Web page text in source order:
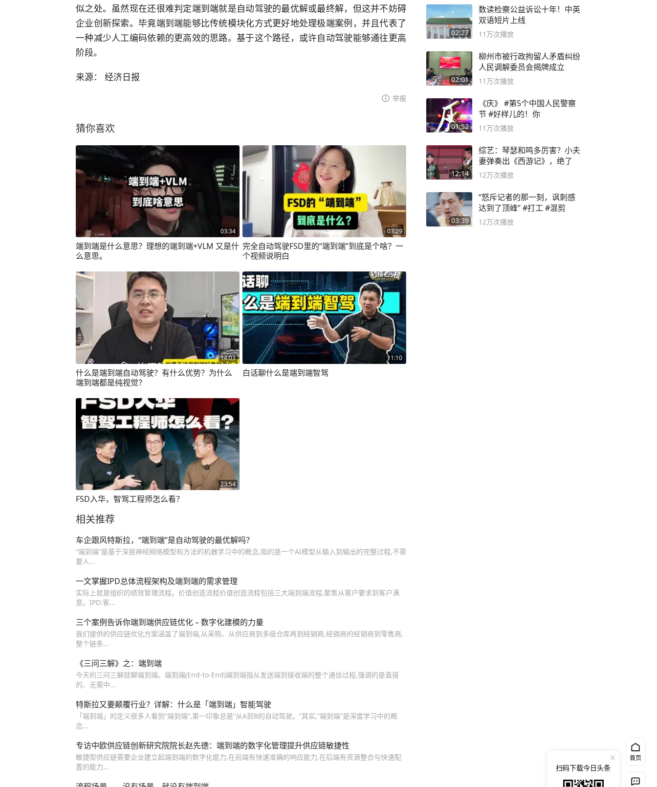
似之处。虽然现在还很难判定端到端就是自动驾驶的最优解或最终解，但这并不妨碍
企业创新探索。毕竟端到端能够比传统模块化方式更好地处理极端案例，并且代表了
一种减少人工编码依赖的更高效的思路。基于这个路径，或许自动驾驶能够通往更高
阶段。
来源： 经济日报
举报
猜你喜欢
03:34
端到端是什么意思？理想的端到端+VLM 又是什
么意思。
03:29
完全自动驾驶FSD里的“端到端”到底是个啥？一
个视频说明白
14:03
什么是端到端自动驾驶？有什么优势？为什么
端到端都是纯视觉？
11:10
白话聊什么是端到端智驾
23:54
FSD入华，智驾工程师怎么看？
相关推荐
车企跟风特斯拉，“端到端”是自动驾驶的最优解吗？
“端到端”是基于深层神经网络模型和方法的机器学习中的概念,指的是一个AI模型从输入到输出的完整过程,不需
要人...
一文掌握IPD总体流程架构及端到端的需求管理
实际上就是组织的绩效管理流程。价值创造流程价值创造流程包括三大端到端流程,聚焦从客户要求到客户满
意。IPD:客...
三个案例告诉你端到端供应链优化 – 数字化建模的力量
我们提供的供应链优化方案涵盖了端到端,从采购、从供应商到多级仓库再到经销商,经销商的经销商到零售商,
整个链条...
《三问三解》之：端到端
今天的三问三解就聊端到端。端到端(End-to-End)端到端指从发送端到接收端的整个通信过程,强调的是直接
的、无需中...
特斯拉又要颠覆行业？详解：什么是「端到端」智能驾驶
「端到端」的定义很多人看到“端到端”,第一印象总是“从A到B的自动驾驶。”其实,“端到端”是深度学习中的概
念...
专访中欧供应链创新研究院院长赵先德：端到端的数字化管理提升供应链敏捷性
敏捷型供应链需要企业建立起端到端的数字化能力,在前端有快速准确的响应能力,在后端有资源整合与快速配
置的能力...
02:27
数读检察公益诉讼十年！中英
双语短片上线
11万次播放
02:01
柳州市被行政拘留人矛盾纠纷
人民调解委员会揭牌成立
11万次播放
01:52
《庆》 #第5个中国人民警察
节 #好样儿的！你
11万次播放
12:14
综艺：琴瑟和鸣多厉害？小夫
妻弹奏出《西游记》，绝了
12万次播放
03:39
“怒斥记者的那一刻，讽刺感
达到了顶峰” #打工 #混剪
12万次播放
首页
扫码下载今日头条